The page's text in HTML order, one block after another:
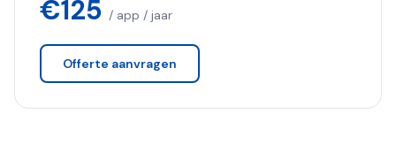
€125 / app / jaar
Offerte aanvragen